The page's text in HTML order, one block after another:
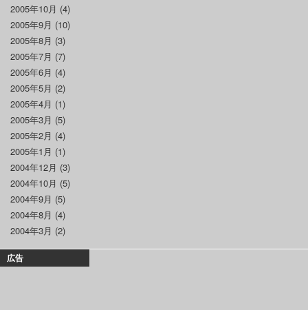
2005年10月 (4)
2005年9月 (10)
2005年8月 (3)
2005年7月 (7)
2005年6月 (4)
2005年5月 (2)
2005年4月 (1)
2005年3月 (5)
2005年2月 (4)
2005年1月 (1)
2004年12月 (3)
2004年10月 (5)
2004年9月 (5)
2004年8月 (4)
2004年3月 (2)
広告